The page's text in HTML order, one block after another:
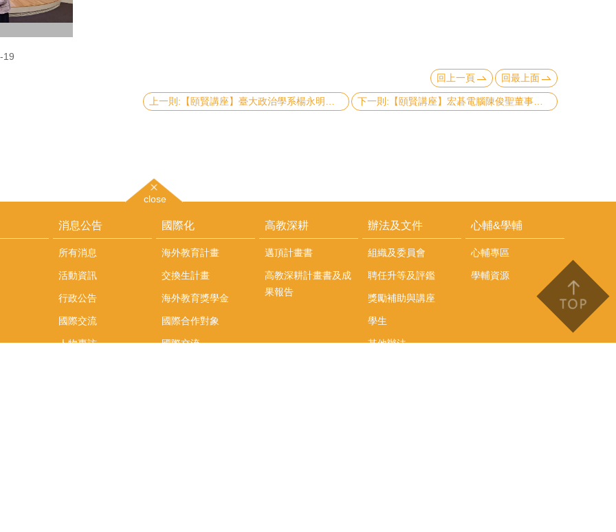
19
回上一頁
回最上面
close
消息公告
所有消息
活動資訊
行政公告
國際交流
人物專訪
國際化
海外教育計畫
交換生計畫
海外教育獎學金
國際合作對象
國際交流
高教深耕
邁頂計畫書
高教深耕計畫書及成
果報告
辦法及文件
組織及委員會
聘任升等及評鑑
獎勵補助與講座
學生
其他辦法
心輔&學輔
心輔專區
學輔資源